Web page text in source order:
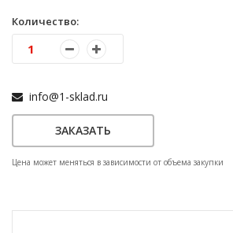
Количество:
info@1-sklad.ru
ЗАКАЗАТЬ
Цена может меняться в зависимости от объема закупки